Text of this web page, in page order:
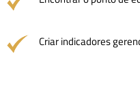
Criar indicadores